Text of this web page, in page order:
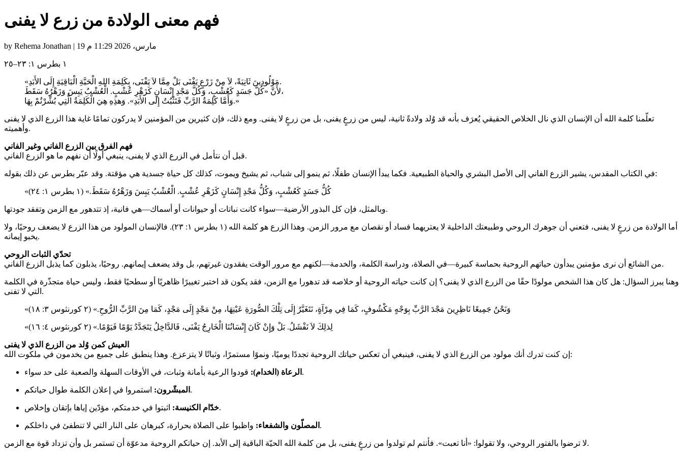
فهم معنى الولادة من زرع لا يفنى
by Rehema Jonathan | 19 مارس، 2026 11:29 م
١ بطرس ١: ٢٣–٢٥
«مَوْلُودِينَ ثَانِيَةً، لاَ مِنْ زَرْعٍ يَفْنَى بَلْ مِمَّا لاَ يَفْنَى، بِكَلِمَةِ اللهِ الْحَيَّةِ الْبَاقِيَةِ إِلَى الأَبَدِ.
لأَنَّ «كُلَّ جَسَدٍ كَعُشْبٍ، وَكُلَّ مَجْدِ إِنْسَانٍ كَزَهْرِ عُشْبٍ. الْعُشْبُ يَبِسَ وَزَهْرُهُ سَقَطَ،
وَأَمَّا كَلِمَةُ الرَّبِّ فَتَثْبُتُ إِلَى الأَبَدِ». وَهذِهِ هِيَ الْكَلِمَةُ الَّتِي بُشِّرْتُمْ بِهَا.»
تعلّمنا كلمة الله أن الإنسان الذي نال الخلاص الحقيقي يُعرَف بأنه قد وُلد ولادةً ثانية، ليس من زرعٍ يفنى، بل من زرعٍ لا يفنى. ومع ذلك، فإن كثيرين من المؤمنين لا يدركون تمامًا غاية هذا الزرع الذي لا يفنى
وأهميته.
فهم الفرق بين الزرع الفاني وغير الفاني
قبل أن نتأمل في الزرع الذي لا يفنى، ينبغي أولًا أن نفهم ما هو الزرع الفاني.
في الكتاب المقدس، يشير الزرع الفاني إلى الأصل البشري والحياة الطبيعية. فكما يبدأ الإنسان طفلًا، ثم ينمو إلى شباب، ثم يشيخ ويموت، كذلك كل حياة جسدية هي مؤقتة. وقد عبّر بطرس عن ذلك بقوله:
«كُلُّ جَسَدٍ كَعُشْبٍ، وَكُلُّ مَجْدِ إِنْسَانٍ كَزَهْرِ عُشْبٍ. الْعُشْبُ يَبِسَ وَزَهْرُهُ سَقَطَ.» (١ بطرس ١: ٢٤)
وبالمثل، فإن كل البذور الأرضية—سواء كانت نباتات أو حيوانات أو أسماك—هي فانية، إذ تتدهور مع الزمن وتفقد جودتها.
أما الولادة من زرعٍ لا يفنى، فتعني أن جوهرك الروحي وطبيعتك الداخلية لا يعتريهما فساد أو نقصان مع مرور الزمن. وهذا الزرع هو كلمة الله (١ بطرس ١: ٢٣). فالإنسان المولود من هذا الزرع لا يضعف روحيًا، ولا
يخبو إيمانه.
تحدّي الثبات الروحي
من الشائع أن نرى مؤمنين يبدأون حياتهم الروحية بحماسة كبيرة—في الصلاة، ودراسة الكلمة، والخدمة—لكنهم مع مرور الوقت يفقدون غيرتهم، بل وقد يضعف إيمانهم. روحيًا، يذبلون كما يذبل الزرع الفاني.
وهنا يبرز السؤال: هل كان هذا الشخص مولودًا حقًا من الزرع الذي لا يفنى؟ إن كانت حياته الروحية أو خلاصه قد تدهورا مع الزمن، فقد يكون قد اختبر تغييرًا ظاهريًا أو سطحيًا فقط، وليس حياة متجذّرة في الكلمة
التي لا تفنى.
«وَنَحْنُ جَمِيعًا نَاظِرِينَ مَجْدَ الرَّبِّ بِوَجْهٍ مَكْشُوفٍ، كَمَا فِي مِرْآةٍ، نَتَغَيَّرُ إِلَى تِلْكَ الصُّورَةِ عَيْنِهَا، مِنْ مَجْدٍ إِلَى مَجْدٍ، كَمَا مِنَ الرَّبِّ الرُّوحِ.» (٢ كورنثوس ٣: ١٨)
«لِذلِكَ لاَ نَفْشَلُ. بَلْ وَإِنْ كَانَ إِنْسَانُنَا الْخَارِجُ يَفْنَى، فَالدَّاخِلُ يَتَجَدَّدُ يَوْمًا فَيَوْمًا.» (٢ كورنثوس ٤: ١٦)
العيش كمن وُلد من الزرع الذي لا يفنى
إن كنت تدرك أنك مولود من الزرع الذي لا يفنى، فينبغي أن تعكس حياتك الروحية تجددًا يوميًا، ونموًا مستمرًا، وثباتًا لا يتزعزع. وهذا ينطبق على جميع من يخدمون في ملكوت الله:
الرعاة (الخدام): قودوا الرعية بأمانة وثبات، في الأوقات السهلة والصعبة على حد سواء.
المبشّرون: استمروا في إعلان الكلمة طوال حياتكم.
خدّام الكنيسة:اثبتوا في خدمتكم، مؤدّين إياها بإتقان وإخلاص.
المصلّون والشفعاء: واظبوا على الصلاة بحرارة، كبرهان على النار التي لا تنطفئ في داخلكم.
لا ترضوا بالفتور الروحي، ولا تقولوا: «أنا تعبت». فأنتم لم تولدوا من زرعٍ يفنى، بل من كلمة الله الحيّة الباقية إلى الأبد. إن حياتكم الروحية مدعوّة أن تستمر بل وأن تزداد قوة مع الزمن.